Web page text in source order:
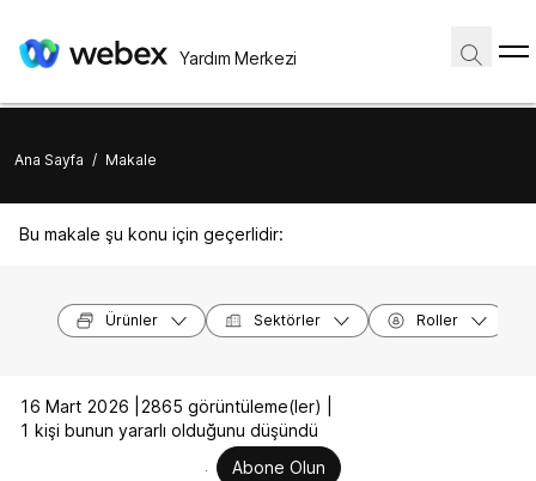
Yardım Merkezi
Ana Sayfa / Makale
Bu makale şu konu için geçerlidir:
Ürünler Sektörler Roller
16 Mart 2026 |
2865 görüntüleme(ler) |
1 kişi bunun yararlı olduğunu düşündü
Abone Olun